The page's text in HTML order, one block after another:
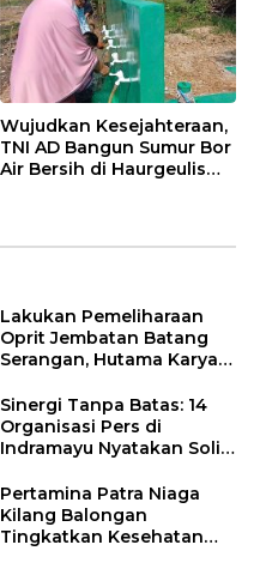
Wujudkan Kesejahteraan,
TNI AD Bangun Sumur Bor
Air Bersih di Haurgeulis
Lakukan Pemeliharaan
Oprit Jembatan Batang
Serangan, Hutama Karya
55 Tol Binjai–Langsa
Sinergi Tanpa Batas: 14
Organisasi Pers di
Indramayu Nyatakan Solid
Pertamina Patra Niaga
Kilang Balongan
Tingkatkan Kesehatan